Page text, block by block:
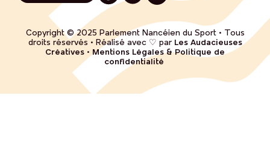
Copyright © 2025 Parlement Nancéien du Sport • Tous
droits réservés • Réalisé avec ♡ par Les Audacieuses
Créatives • Mentions Légales & Politique de
confidentialité